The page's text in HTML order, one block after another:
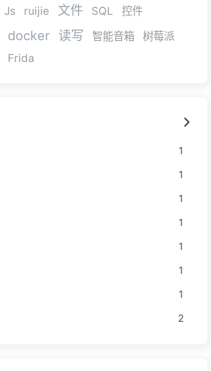
Js ruijie 文件 SQL 控件
docker 读写 智能音箱
树莓派
Frida
1
1
1
1
1
1
1
2